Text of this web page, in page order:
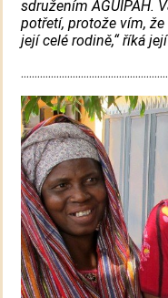
sdružením AGUIPAH.
potřetí, protože vím,
její celé rodině,“ říká